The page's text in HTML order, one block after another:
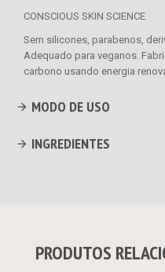
CONSCIOUS SKIN SCIENCE
Sem silicones, parabenos,
Adequado para veganos.
carbono usando energia
MODO DE USO
INGREDIENTES
PRODUTOS